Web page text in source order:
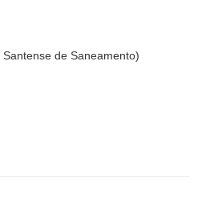
de Saneamento)